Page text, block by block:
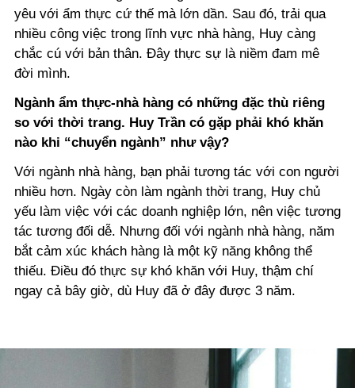
yêu với ẩm thực cứ thế mà lớn dần. Sau đó, trải qua
nhiều công việc trong lĩnh vực nhà hàng, Huy càng
chắc cú với bản thân. Đây thực sự là niềm đam mê
đời mình.
Ngành ẩm thực-nhà hàng có những đặc thù riêng
so với thời trang. Huy Trần có gặp phải khó khăn
nào khi “chuyển ngành” như vậy?
Với ngành nhà hàng, bạn phải tương tác với con người
nhiều hơn. Ngày còn làm ngành thời trang, Huy chủ
yếu làm việc với các doanh nghiệp lớn, nên việc tương
tác tương đối dễ. Nhưng đối với ngành nhà hàng, năm
bắt cảm xúc khách hàng là một kỹ năng không thể
thiếu. Điều đó thực sự khó khăn với Huy, thậm chí
ngay cả bây giờ, dù Huy đã ở đây được 3 năm.